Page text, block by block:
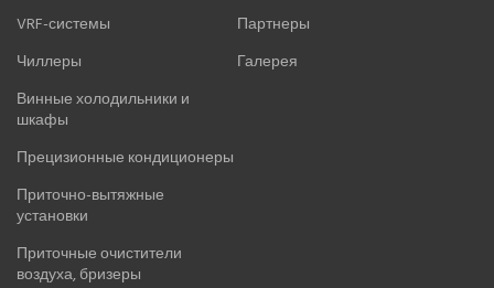
VRF-системы
Чиллеры
Винные холодильники и
шкафы
Прецизионные кондиционеры
Приточно-вытяжные
установки
Приточные очистители
воздуха, бризеры
Партнеры
Галерея